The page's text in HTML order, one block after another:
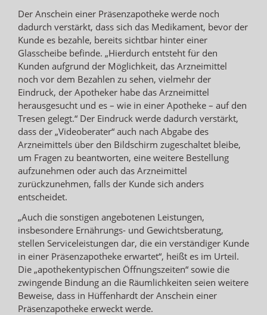
Der Anschein einer Präsenzapotheke werde noch
dadurch verstärkt, dass sich das Medikament, bevor der
Kunde es bezahle, bereits sichtbar hinter einer
Glasscheibe befinde. „Hierdurch entsteht für den
Kunden aufgrund der Möglichkeit, das Arzneimittel
noch vor dem Bezahlen zu sehen, vielmehr der
Eindruck, der Apotheker habe das Arzneimittel
herausgesucht und es – wie in einer Apotheke – auf den
Tresen gelegt.“ Der Eindruck werde dadurch verstärkt,
dass der „Videoberater“ auch nach Abgabe des
Arzneimittels über den Bildschirm zugeschaltet bleibe,
um Fragen zu beantworten, eine weitere Bestellung
aufzunehmen oder auch das Arzneimittel
zurückzunehmen, falls der Kunde sich anders
entscheidet.
„Auch die sonstigen angebotenen Leistungen,
insbesondere Ernährungs- und Gewichtsberatung,
stellen Serviceleistungen dar, die ein verständiger Kunde
in einer Präsenzapotheke erwartet“, heißt es im Urteil.
Die „apothekentypischen Öffnungszeiten“ sowie die
zwingende Bindung an die Räumlichkeiten seien weitere
Beweise, dass in Hüffenhardt der Anschein einer
Präsenzapotheke erweckt werde.